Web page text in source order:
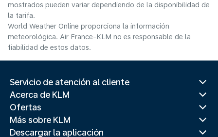
mostrados pueden variar dependiendo de la disponibilidad de
la tarifa.
World Weather Online proporciona la información
meteorológica. Air France-KLM no es responsable de la
fiabilidad de estos datos.
Servicio de atención al cliente
Acerca de KLM
Ofertas
Más sobre KLM
Descargar la aplicación